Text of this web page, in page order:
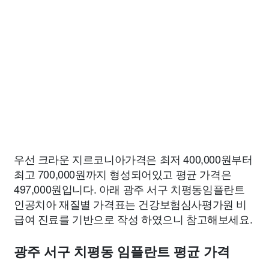
우선 크라운 지르코니아가격은 최저 400,000원부터
최고 700,000원까지 형성되어있고 평균 가격은
497,000원입니다. 아래 광주 서구 치평동임플란트
인공치아 재질별 가격표는 건강보험심사평가원 비
급여 진료를 기반으로 작성 하였으니 참고해보세요.
광주 서구 치평동 임플란트 평균 가격